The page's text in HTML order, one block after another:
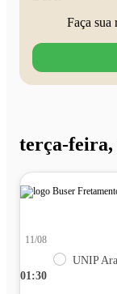
Faça sua
terça-feira,
01:30
11/08
UNIP